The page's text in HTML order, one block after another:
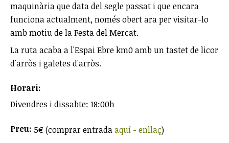
maquinària que data del segle passat i que encara
funciona actualment, només obert ara per visitar-lo
amb motiu de la Festa del Mercat.
La ruta acaba a l'Espai Ebre km0 amb un tastet de licor
d'arròs i galetes d'arròs.
Horari:
Divendres i dissabte: 18:00h
Preu: 5€ (comprar entradaaquí - enllaç)